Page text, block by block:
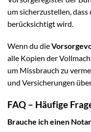
um sicherzustellen,
berücksichtigt wird.
Wenn du die
alle Kopien der
um Missbrauch zu
und Versicherungen
FAQ – Häufige
Brauche ich einen